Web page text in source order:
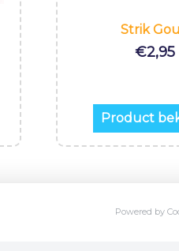
Strik
€2,95
Product
Powered by